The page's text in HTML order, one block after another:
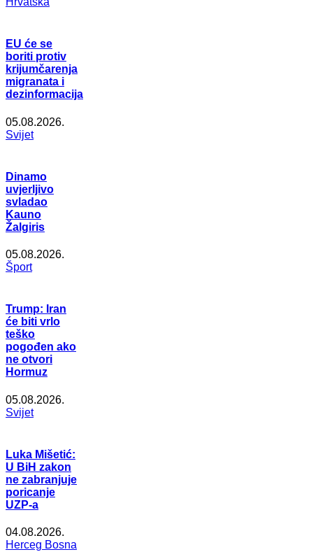
EU će se
boriti protiv
krijumčarenja
migranata i
dezinformacija
05.08.2026.
Svijet
Dinamo
uvjerljivo
svladao
Kauno
Žalgiris
05.08.2026.
Šport
Trump: Iran
će biti vrlo
teško
pogođen ako
ne otvori
Hormuz
05.08.2026.
Svijet
Luka Mišetić:
U BiH zakon
ne zabranjuje
poricanje
UZP-a
04.08.2026.
Herceg Bosna